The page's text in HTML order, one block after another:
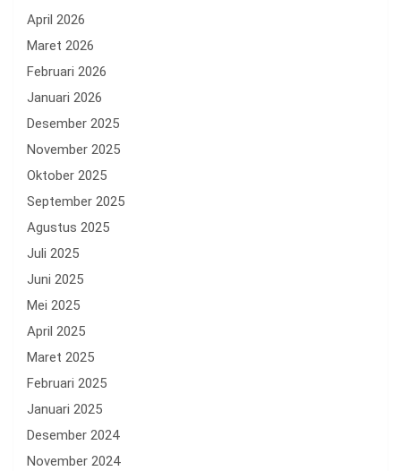
April 2026
Maret 2026
Februari 2026
Januari 2026
Desember 2025
November 2025
Oktober 2025
September 2025
Agustus 2025
Juli 2025
Juni 2025
Mei 2025
April 2025
Maret 2025
Februari 2025
Januari 2025
Desember 2024
November 2024